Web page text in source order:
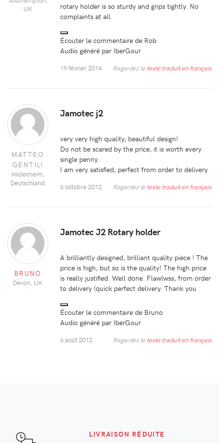
UK
rotary holder is so sturdy and grips tightly. No
complaints at all.
Écouter le commentaire de Rob
Audio généré par IberGour
19 février 2014 Regardez le texte traduit en français
MATTEO
GENTILI
Hildesheim,
Deutschland
Jamotec j2
very very high quality, beautiful design!
Do not be scared by the price, it is worth every
single penny.
I am very satisfied, perfect from order to delivery
6 octobre 2012 Regardez le texte traduit en français
BRUNO
Devon, UK
Jamotec J2 Rotary holder
A brilliantly designed, brilliant quality piece ! The
price is high, but so is the quality! The high price
is really justified. Well done. Flawlwss, from order
to delivery (quick perfect delivery. Thank you
Écouter le commentaire de Bruno
Audio généré par IberGour
6 août 2012 Regardez le texte traduit en français
LIVRAISON RÉDUITE